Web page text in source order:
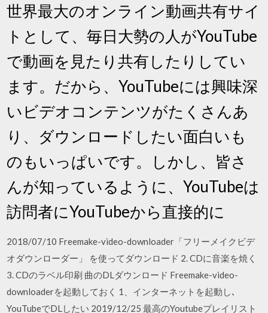
世界最大のオンライン動画共有サイ
トとして、毎日大勢の人がYouTube
で動画を見たり共有したりしてい
ます。だから、YouTubeには興味深
いビデオコンテンツがたくさんあ
り、ダウンロードしたい面白いも
のもいっぱいです。しかし、皆さ
んが知っているように、YouTubeは
訪問者にYouTubeから直接的に
2018/07/10 Freemake-video-downloader「フリーメイクビデ
オダウンローダー」 を使ってダウンロード 2. CDに音楽を焼く
3. CDのラベル印刷 曲のDLダウンロード Freemake-video-
downloaderを起動しておく 1、インターネットを起動し､
YouTubeでDLしたい 2019/12/25 最高のYoutubeプレイリスト